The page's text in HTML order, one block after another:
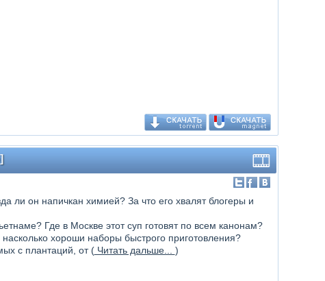
ли он напичкан химией? За что его хвалят блогеры и
Где в Москве этот суп готовят по всем канонам?
хороши наборы быстрого приготовления?
с плантаций, от (Читать дальше... )